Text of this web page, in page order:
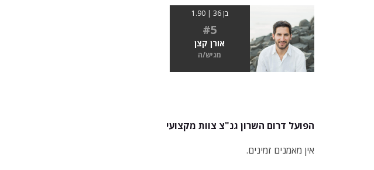
בן 36 | 1.90
#5
אורן קצן
מגיש/ה
הפועל דרום השרון גנ"צ צוות מקצועי
אין מאמנים זמינים.